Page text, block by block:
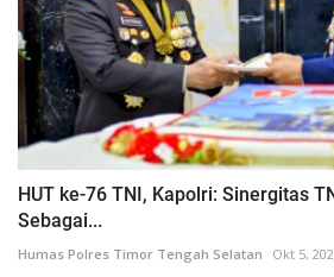
HUT ke-76 TNI, Kapolri: Sinergitas
Sebagai...
Humas Polres Timor Tengah Selatan Okt 5,